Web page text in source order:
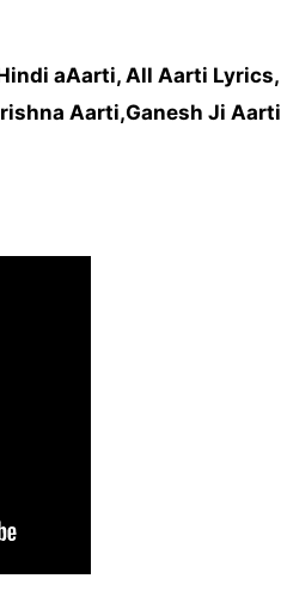
aAarti, All Aarti Lyrics,
Aarti,Ganesh Ji Aarti